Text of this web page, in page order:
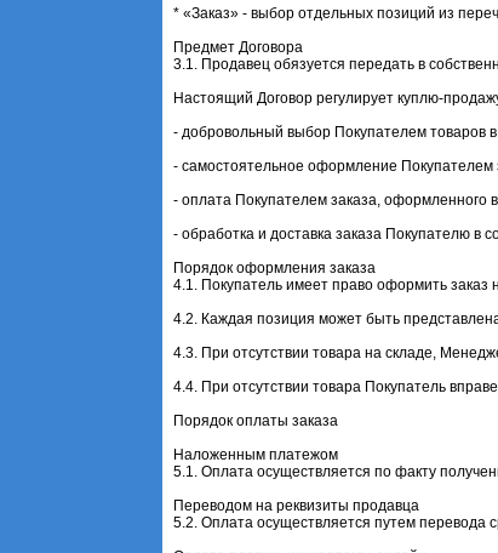
* «Заказ» - выбор отдельных позиций из
Предмет Договора
3.1. Продавец обязуется передать в
Настоящий Договор регулирует куплю-
- добровольный выбор Покупателем товаров
- самостоятельное оформление Покупателем
- оплата Покупателем заказа, оформленного
- обработка и доставка заказа Покупателю в
Порядок оформления заказа
4.1. Покупатель имеет право оформить
4.2. Каждая позиция может быть
4.3. При отсутствии товара на складе,
4.4. При отсутствии товара Покупатель
Порядок оплаты заказа
Наложенным платежом
5.1. Оплата осуществляется по факту
Переводом на реквизиты продавца
5.2. Оплата осуществляется путем перевода